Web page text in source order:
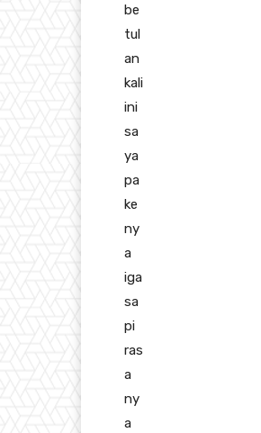
be
tul
an
kali
ini
sa
ya
pa
ke
ny
a
iga
sa
pi
ras
a
ny
a